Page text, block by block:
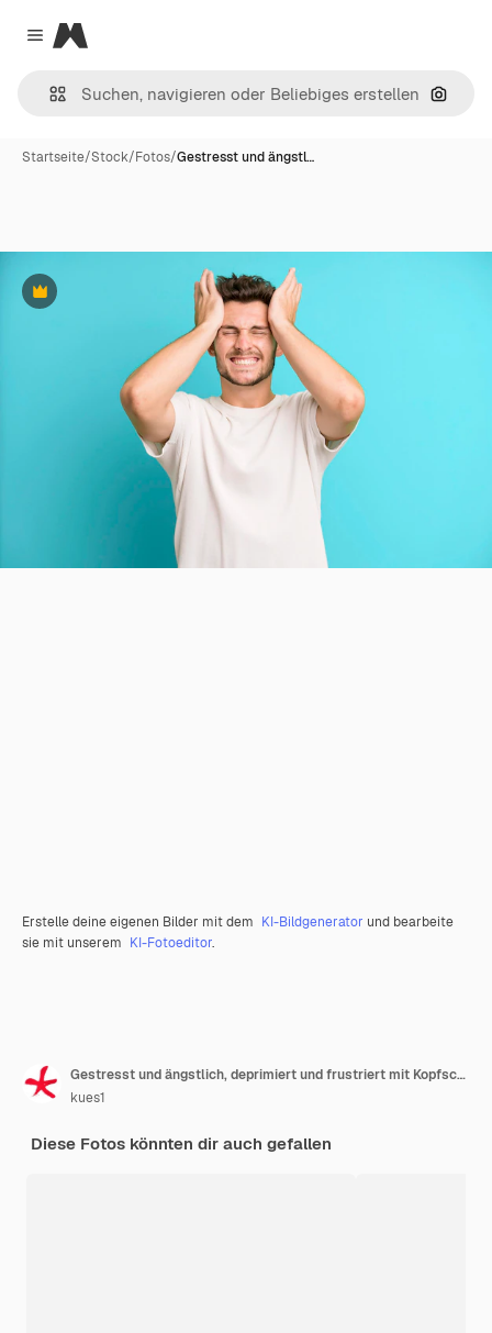
Close menu
Magnific
Nach
Startseite/Stock/Fotos/Gestresst und ängstl…
Premium
Erstelle deine eigenen Bilder mit dem KI-Bildgenerator und bearbeite
sie mit unserem KI-Fotoeditor.
Gestresst und ängstlich, deprimiert und frustriert mit Kopfschmerzen, die beide Hände zum Kopf heben
kues1
Diese Fotos könnten dir auch gefallen